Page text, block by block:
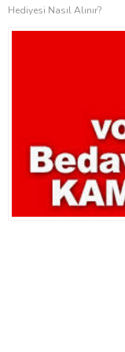
Hediyesi Nasıl Alınır?